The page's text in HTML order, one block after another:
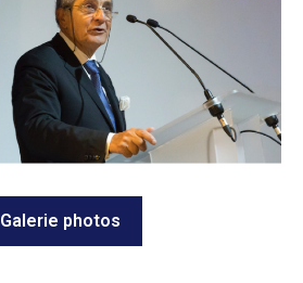
Galerie photos